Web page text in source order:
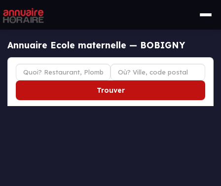
Annuaire Ecole maternelle — BOBIGNY
Trouver